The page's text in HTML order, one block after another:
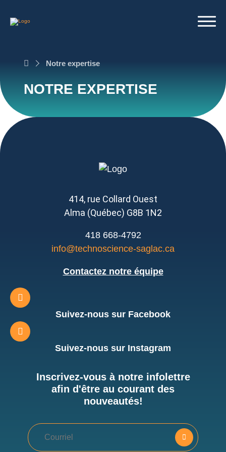
À propos
Nos programmes
Nouvelles
Nous joindre
Notre expertise
NOTRE EXPERTISE
414, rue Collard Ouest
Alma (Québec) G8B 1N2
418 668-4792
info@technoscience-saglac.ca
Contactez notre équipe
Suivez-nous sur Facebook
Suivez-nous sur Instagram
Inscrivez-vous à notre infolettre
afin d'être au courant des
nouveautés!